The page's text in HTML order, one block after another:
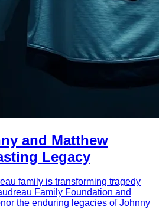
and Matthew
Legacy
family is transforming tragedy
Family Foundation and
the enduring legacies of Johnny